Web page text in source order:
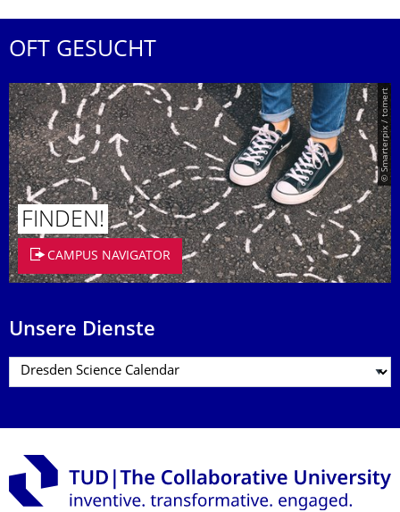
OFT GESUCHT
© Smarterpix / tomert
FINDEN!
CAMPUS NAVIGATOR
Unsere Dienste